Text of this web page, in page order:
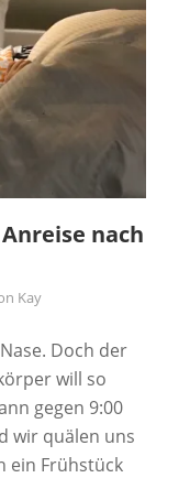
nach
Kay
Doch der
will so
gegen 9:00
wir quälen uns
ein Frühstück